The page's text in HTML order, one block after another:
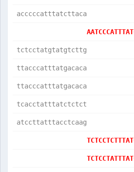
acccccatttatcttaca
tctcctatgtatgtcttg
ttacccatttatgacaca
ttacccatttatgacaca
tcacctatttatctctct
atccttatttacctcaag